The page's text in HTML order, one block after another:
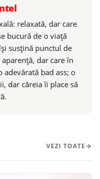
relaxată, dar care
bucură de o viaţă
susţină punctul de
dar care în
adevărată bad ass; o
dar căreia îi place să
VEZI TOATE